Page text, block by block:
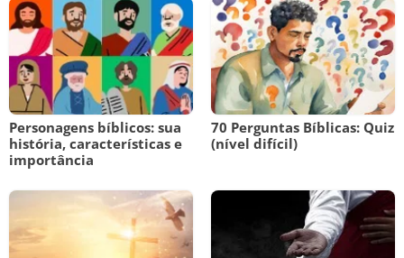
Personagens bíblicos: sua
história, características e
importância
70 Perguntas Bíblicas: Quiz
(nível difícil)